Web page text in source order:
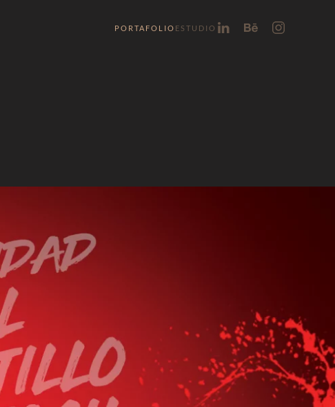
PORTAFOLIO ESTUDIO